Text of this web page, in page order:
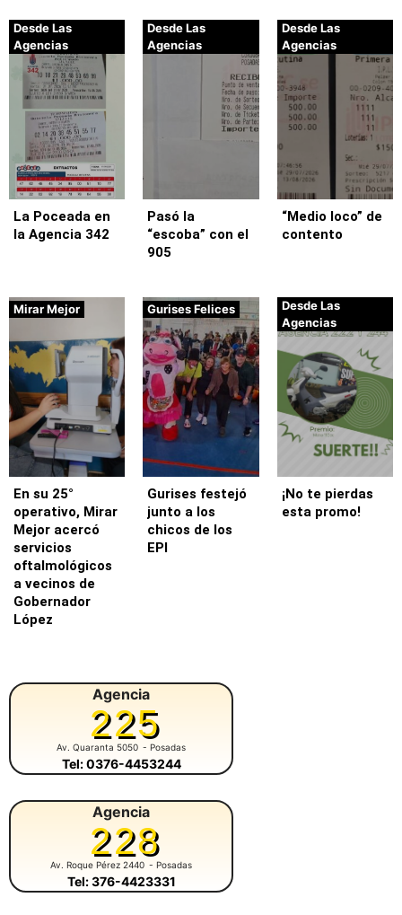
Desde Las
Agencias
La Poceada en
la Agencia 342
Desde Las
Agencias
Pasó la
“escoba” con el
905
Desde Las
Agencias
“Medio loco” de
contento
Mirar Mejor
En su 25°
operativo, Mirar
Mejor acercó
servicios
oftalmológicos
a vecinos de
Gobernador
López
Gurises Felices
Gurises festejó
junto a los
chicos de los
EPI
Desde Las
Agencias
¡No te pierdas
esta promo!
Agencia
225
Av. Quaranta 5050 - Posadas
Tel: 0376-4453244
Agencia
228
Av. Roque Pérez 2440 - Posadas
Tel: 376-4423331